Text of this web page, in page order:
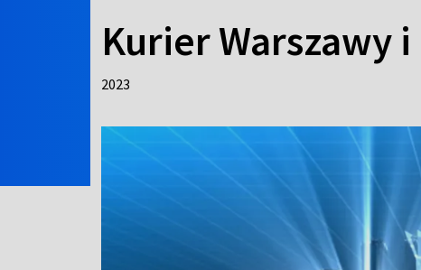
Kurier Warszawy
2023